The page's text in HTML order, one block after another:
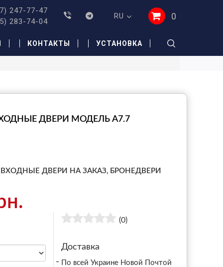
247-77-47
283-74-04
RU 0
КОНТАКТЫ УСТАНОВКА
ДВЕРИ МОДЕЛЬ A7.7
ВХОДНЫЕ ДВЕРИ НА ЗАКАЗ, БРОНЕДВЕРИ
(0)
Доставка
По всей Украине Новой Почтой